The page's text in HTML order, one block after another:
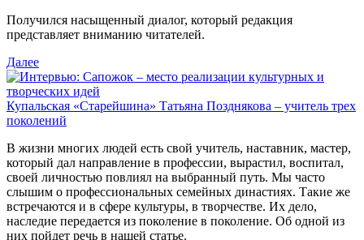
Получился насыщенный диалог, который редакция
представляет вниманию читателей.
Далее
Купальская «Старейшина» Татьяна Позднякова – учитель трех
поколений
В жизни многих людей есть свой учитель, наставник, мастер,
который дал направление в профессии, вырастил, воспитал,
своей личностью повлиял на выбранный путь. Мы часто
слышим о профессиональных семейных династиях. Такие же
встречаются и в сфере культуры, в творчестве. Их дело,
наследие передается из поколение в поколение. Об одной из
них пойдет речь в нашей статье.